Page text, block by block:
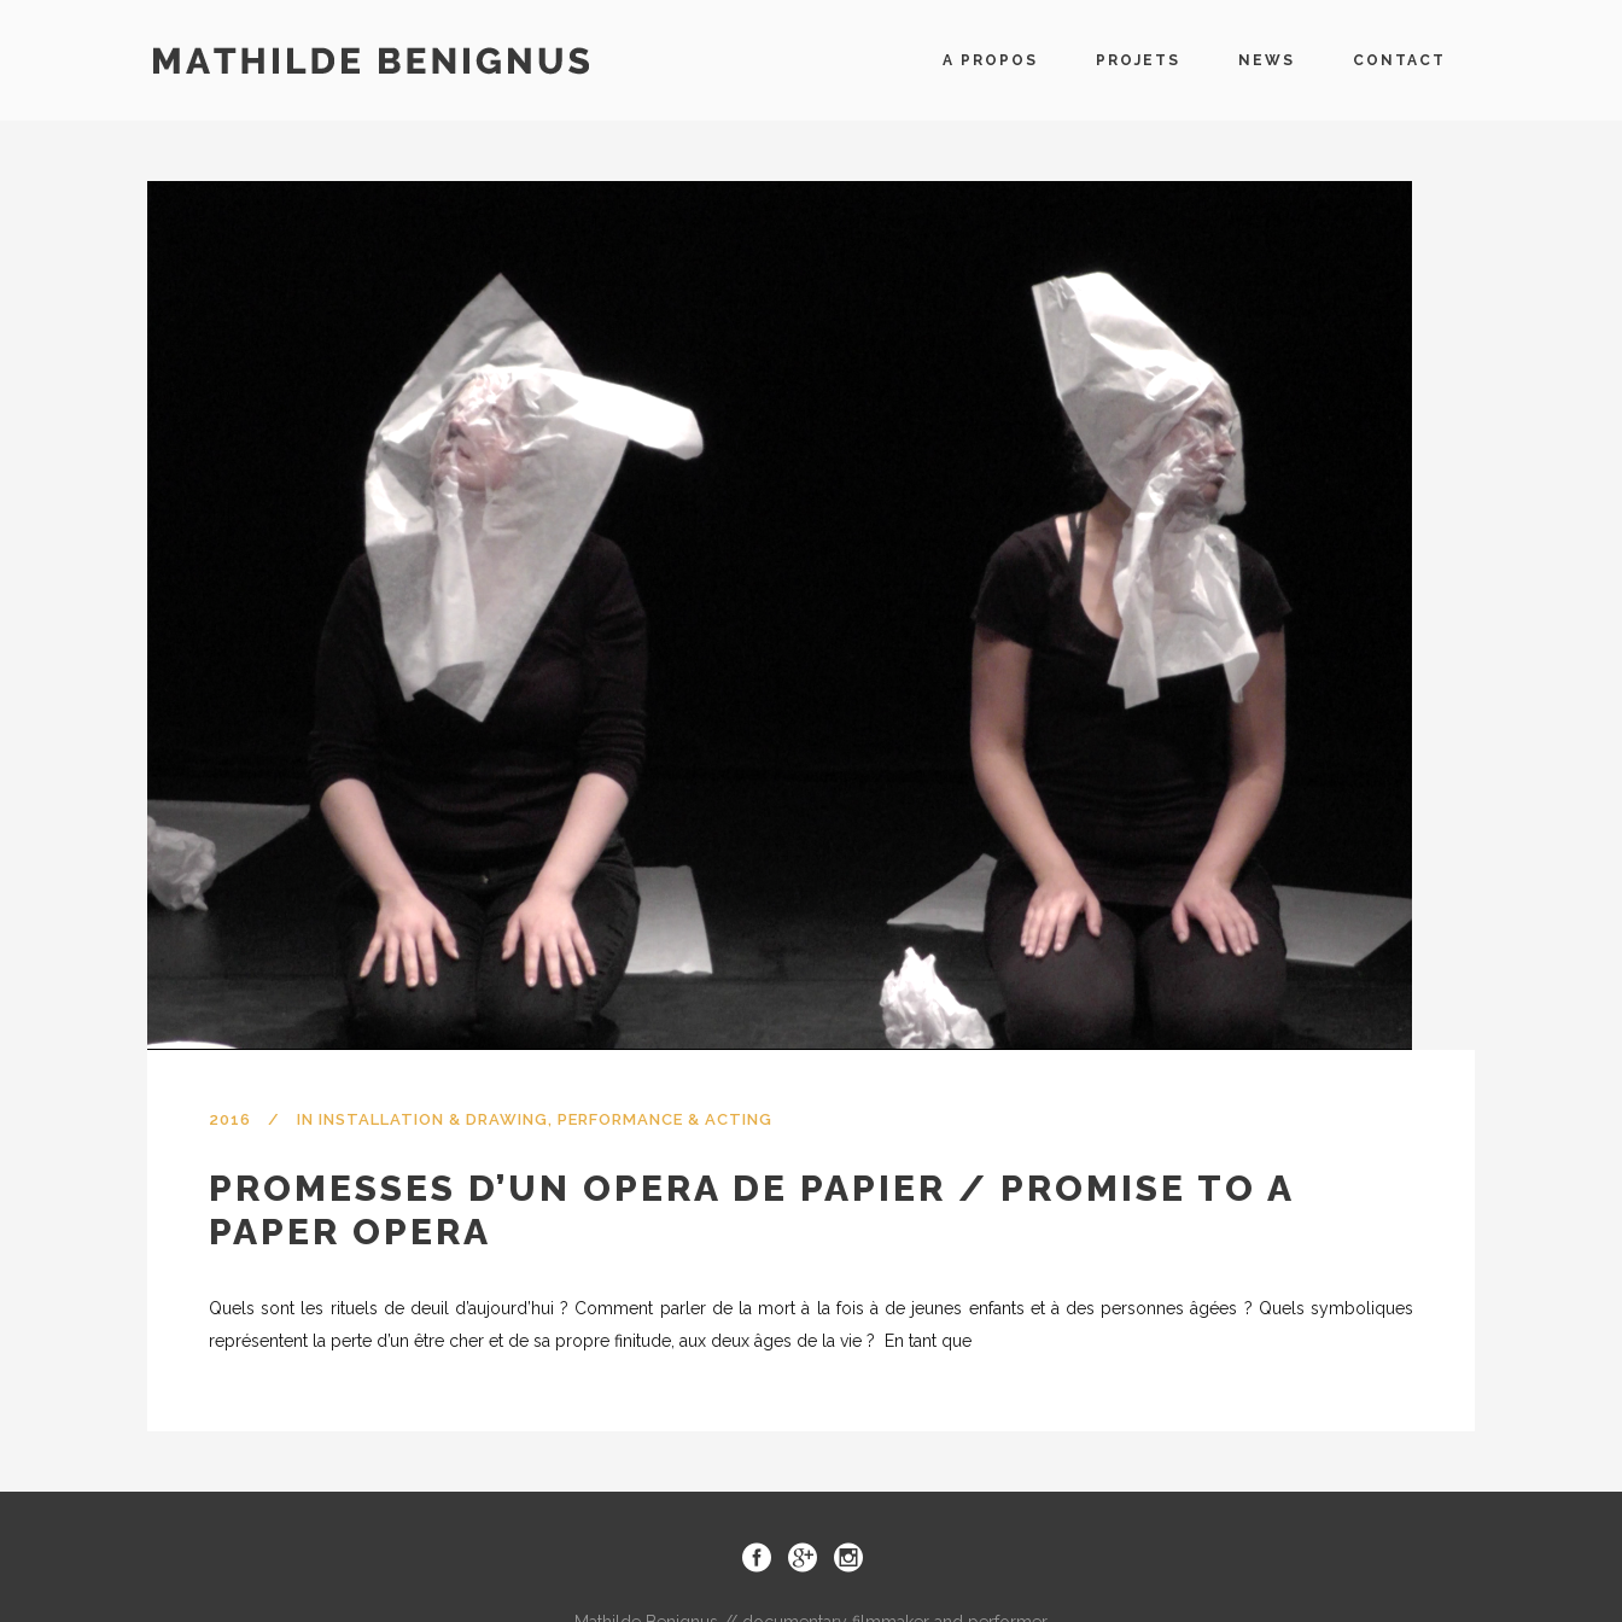
A PROPOS PROJETS NEWS CONTACT
2016 IN INSTALLATION & DRAWING, PERFORMANCE & ACTING
PROMESSES D’UN OPERA DE PAPIER / PROMISE TO A
PAPER OPERA
Quels sont les rituels de deuil d’aujourd’hui ? Comment parler de la mort à la fois à de jeunes enfants et à des personnes âgées ? Quels symboliques
représentent la perte d’un être cher et de sa propre finitude, aux deux âges de la vie ? En tant que